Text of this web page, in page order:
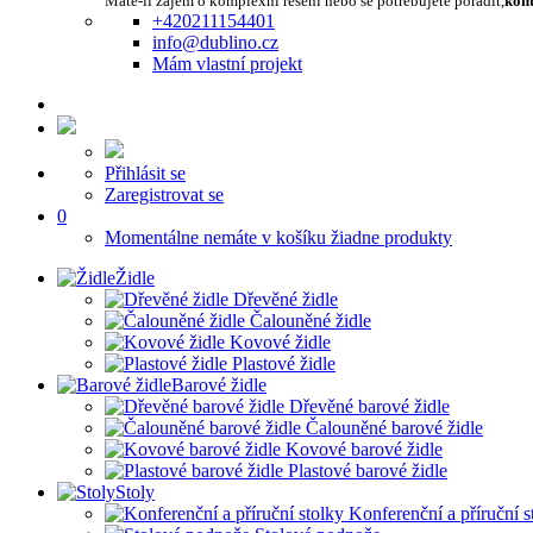
+420211154401
info@dublino.cz
Mám vlastní projekt
Přihlásit se
Zaregistrovat se
0
Momentálne nemáte v košíku žiadne produkty
Židle
Dřevěné židle
Čalouněné židle
Kovové židle
Plastové židle
Barové židle
Dřevěné barové židle
Čalouněné barové židle
Kovové barové židle
Plastové barové židle
Stoly
Konferenční a příruční